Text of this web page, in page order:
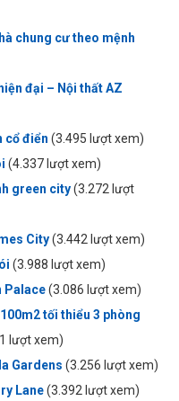
chung cư theo mệnh
đại – Nội thất AZ
cổ điển (3.495 lượt xem)
(4.337 lượt xem)
green city(3.272 lượt
City(3.442 lượt xem)
(3.988 lượt xem)
Palace(3.086 lượt xem)
tối thiểu 3 phòng
lượt xem)
Gardens (3.256 lượt xem)
Lane(3.392 lượt xem)